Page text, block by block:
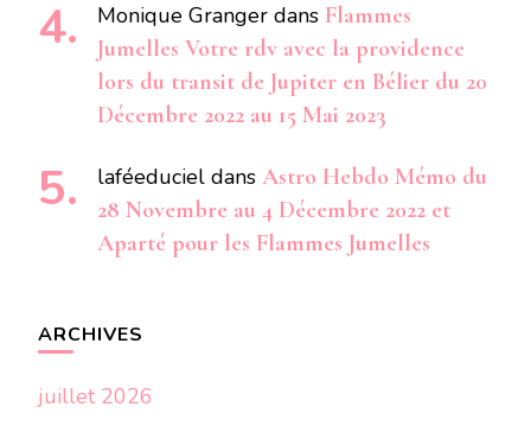
Monique Granger dans Flammes
Jumelles Votre rdv avec la providence
lors du transit de Jupiter en Bélier du 20
Décembre 2022 au 15 Mai 2023
laféeduciel dans Astro Hebdo Mémo du
28 Novembre au 4 Décembre 2022 et
Aparté pour les Flammes Jumelles
ARCHIVES
juillet 2026